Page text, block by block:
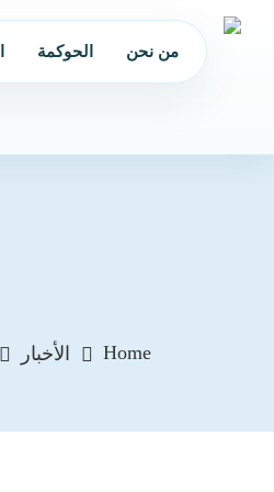
من نحن الحوكمة
Home الأخبار